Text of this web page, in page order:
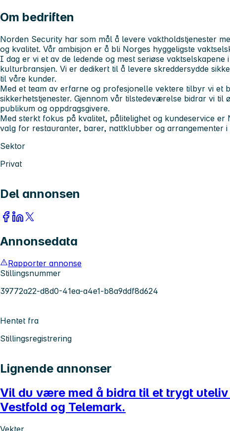
Om bedriften
Norden Security har som mål å levere vaktholdstjenester
og kvalitet. Vår ambisjon er å bli Norges hyggeligste
I dag er vi et av de ledende og mest seriøse
kulturbransjen. Vi er dedikert til å levere skreddersydde
til våre kunder.
Med et team av erfarne og profesjonelle vektere tilbyr vi et
sikkerhetstjenester. Gjennom vår tilstedeværelse bidrar vi til
publikum og oppdragsgivere.
Med sterkt fokus på kvalitet, pålitelighet og kundeservice
valg for restauranter, barer, nattklubber og arrangementer i
Sektor
Privat
Del annonsen
Annonsedata
Rapporter annonse
Stillingsnummer
39772a22-d8d0-41ea-a4e1-b8a9ddf8d624
Hentet fra
Stillingsregistrering
Lignende annonser
Vil du være med å bidra til et trygt
Vestfold og Telemark.